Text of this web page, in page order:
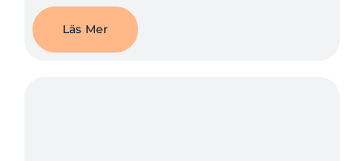
Läs Mer